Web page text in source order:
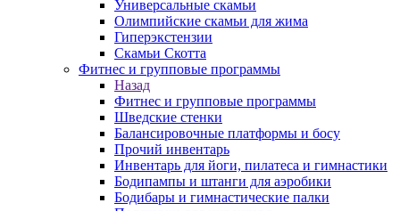
Универсальные скамьи
Олимпийские скамьи для жима
Гиперэкстензии
Скамьи Скотта
Фитнес и групповые программы
Назад
Фитнес и групповые программы
Шведские стенки
Балансировочные платформы и босу
Прочий инвентарь
Инвентарь для йоги, пилатеса и гимнастики
Бодипампы и штанги для аэробики
Бодибары и гимнастические палки